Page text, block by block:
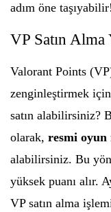
adım öne taşıyabilir!
VP Satın
Valorant Points
zenginleştirmek
satın alabilirsiniz?
olarak, resmi oyun
alabilirsiniz. Bu
yüksek puanı alır.
VP satın alma